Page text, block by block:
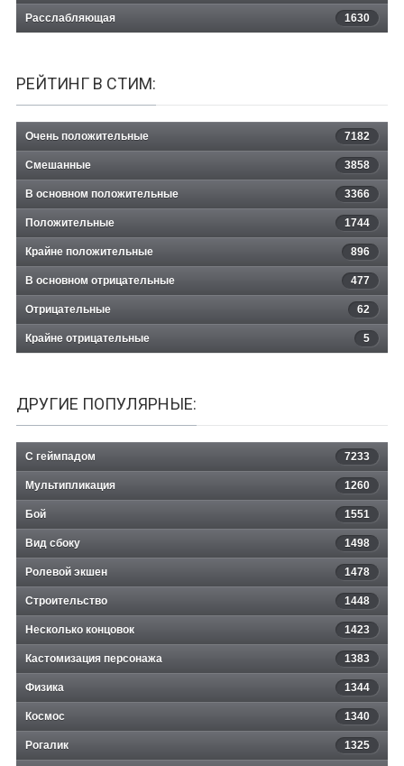
Расслабляющая 1630
РЕЙТИНГ В СТИМ:
Очень положительные 7182
Смешанные 3858
В основном положительные 3366
Положительные 1744
Крайне положительные 896
В основном отрицательные 477
Отрицательные 62
Крайне отрицательные 5
ДРУГИЕ ПОПУЛЯРНЫЕ:
С геймпадом 7233
Мультипликация 1260
Бой 1551
Вид сбоку 1498
Ролевой экшен 1478
Строительство 1448
Несколько концовок 1423
Кастомизация персонажа 1383
Физика 1344
Космос 1340
Рогалик 1325